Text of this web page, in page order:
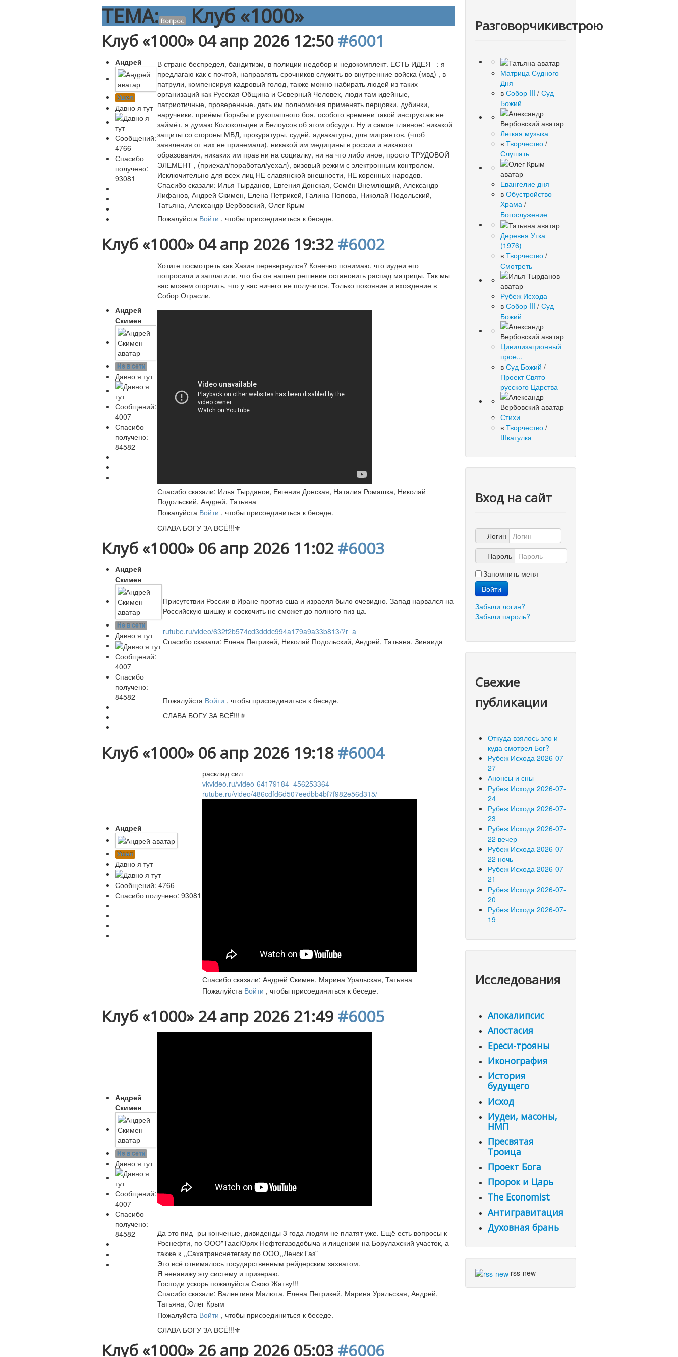
ТЕМА: Вопрос Клуб «1000»
Клуб «1000» 04 апр 2026 12:50#6001
Андрей
Ушел
Давно я тут
Сообщений:
4766
Спасибо
получено:
93081
В стране беспредел, бандитизм, в полиции недобор и недокомплект. ЕСТЬ ИДЕЯ - : я
предлагаю как с почтой, направлять срочников служить во внутренние войска (мвд) , в
патрули, компенсируя кадровый голод, также можно набирать людей из таких
организаций как Русская Община и Северный Человек, люди там идейные,
патриотичные, проверенные. дать им полномочия применять перцовки, дубинки,
наручники, приёмы борьбы и рукопашного боя, особого времени такой инструктаж не
займёт, я думаю Колокольцев и Белоусов об этом обсудят. Ну и самое главное: никакой
защиты со стороны МВД, прокуратуры, судей, адвакатуры, для мигрантов, (чтоб
заявления от них не принемали), никакой им медицины в россии и никакого
образования, никаких им прав ни на социалку, ни на что либо иное, просто ТРУДОВОЙ
ЭЛЕМЕНТ , (приехал/поработал/уехал), визовый режим с электронным контролем.
Исключительно для всех лиц НЕ славянской внешности, НЕ коренных народов.
Спасибо сказали: Илья Тырданов, Евгения Донская, Семён Внемлющий, Александр
Лифанов, Андрей Скимен, Елена Петрикей, Галина Попова, Николай Подольский,
Татьяна, Александр Вербовский, Олег Крым
Пожалуйста Войти , чтобы присоединиться к беседе.
Клуб «1000» 04 апр 2026 19:32#6002
Андрей
Скимен
Не в сети
Давно я тут
Сообщений:
4007
Спасибо
получено:
84582
Хотите посмотреть как Хазин перевернулся? Конечно понимаю, что иудеи его
попросили и заплатили, что бы он нашел решение остановить распад матрицы. Так мы
вас можем огорчить, что у вас ничего не получится. Только покояние и вхождение в
Собор Отрасли.
Спасибо сказали: Илья Тырданов, Евгения Донская, Наталия Ромашка, Николай
Подольский, Андрей, Татьяна
Пожалуйста Войти , чтобы присоединиться к беседе.
СЛАВА БОГУ ЗА ВСЁ!!!⚜️
Клуб «1000» 06 апр 2026 11:02#6003
Андрей
Скимен
Не в сети
Давно я тут
Сообщений:
4007
Спасибо
получено:
84582
Присутствии России в Иране против сша и израеля было очевидно. Запад нарвался на
Российскую шишку и соскочить не сможет до полного пиз-ца.
rutube.ru/video/632f2b574cd3dddc994a179a9a33b813/?r=a
Спасибо сказали: Елена Петрикей, Николай Подольский, Андрей, Татьяна, Зинаида
Пожалуйста Войти , чтобы присоединиться к беседе.
СЛАВА БОГУ ЗА ВСЁ!!!⚜️
Клуб «1000» 06 апр 2026 19:18#6004
Андрей
Ушел
Давно я тут
Сообщений: 4766
Спасибо получено: 93081
расклад сил
vkvideo.ru/video-64179184_456253364
rutube.ru/video/486cdfd6d507eedbb4bf7f982e56d315/
Спасибо сказали: Андрей Скимен, Марина Уральская, Татьяна
Пожалуйста Войти , чтобы присоединиться к беседе.
Клуб «1000» 24 апр 2026 21:49 #6005
Андрей
Скимен
Не в сети
Давно я тут
Сообщений:
4007
Спасибо
получено:
84582
Да это пид- ры конченые, дивиденды 3 года людям не платят уже. Ещё есть вопросы к
Роснефти, по ООО"ТаасЮрях Нефтегазодобыча и лицензии на Борулахский участок, а
также к ,,Сахатранснетегазу по ООО,,Ленск Газ"
Это всё отнималось государственным рейдерским захватом.
Я ненавижу эту систему и призераю.
Господи ускорь пожалуйста Свою Жатву!!!
Спасибо сказали: Валентина Малюта, Елена Петрикей, Марина Уральская, Андрей,
Татьяна, Олег Крым
Пожалуйста Войти , чтобы присоединиться к беседе.
СЛАВА БОГУ ЗА ВСЁ!!!⚜️
Клуб «1000» 26 апр 2026 05:03 #6006
Разговорчикивстрою
Матрица Судного
Дня
в Собор III / Суд
Божий
Легкая музыка
в Творчество /
Слушать
Евангелие дня
в Обустройство
Храма /
Богослужение
Деревня Утка
(1976)
в Творчество /
Смотреть
Рубеж Исхода
в Собор III / Суд
Божий
Цивилизационный
прое...
в Суд Божий /
Проект Свято-
русского Царства
Стихи
в Творчество /
Шкатулка
Вход на сайт
Логин
Пароль
Запомнить меня
Войти
Забыли логин?
Забыли пароль?
Свежие
публикации
Откуда взялось зло и
куда смотрел Бог?
Рубеж Исхода 2026-07-
27
Анонсы и сны
Рубеж Исхода 2026-07-
24
Рубеж Исхода 2026-07-
23
Рубеж Исхода 2026-07-
22 вечер
Рубеж Исхода 2026-07-
22 ночь
Рубеж Исхода 2026-07-
21
Рубеж Исхода 2026-07-
20
Рубеж Исхода 2026-07-
19
Исследования
Апокалипсис
Апостасия
Ереси-трояны
Иконография
История
будущего
Исход
Иудеи, масоны,
НМП
Пресвятая
Троица
Проект Бога
Пророк и Царь
The Economist
Антигравитация
Духовная брань
rss-new